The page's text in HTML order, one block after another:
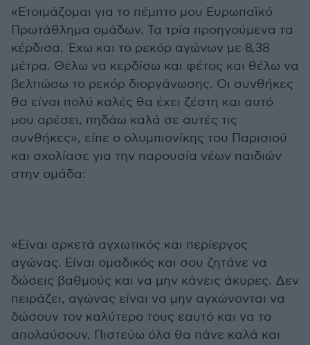
«Ετοιμάζομαι για το πέμπτο μου Ευρωπαϊκό
Πρωτάθλημα ομάδων. Τα τρία προηγούμενα τα
κέρδισα. Έχω και το ρεκόρ αγώνων με 8,38
μέτρα. Θέλω να κερδίσω και φέτος και θέλω να
βελτιώσω το ρεκόρ διοργάνωσης. Οι συνθήκες
θα είναι πολύ καλές θα έχει ζέστη και αυτό
μου αρέσει, πηδάω καλά σε αυτές τις
συνθήκες», είπε ο ολυμπιονίκης του Παρισιού
και σχολίασε για την παρουσία νέων παιδιών
στην ομάδα:
«Είναι αρκετά αγχωτικός και περίεργος
αγώνας. Είναι ομαδικός και σου ζητάνε να
δώσεις βαθμούς και να μην κάνεις άκυρες. Δεν
πειράζει, αγώνας είναι να μην αγχώνονται να
δώσουν τον καλύτερο τους εαυτό και να το
απολαύσουν. Πιστεύω όλα θα πάνε καλά και